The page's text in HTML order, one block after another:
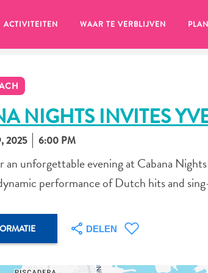
ACTIVITEITEN WAAR TE VERBLIJVEN
NIGHTS INVITES
2025 6:00 PM
an unforgettable evening at Cabana
performance of Dutch hits and
DELEN
om later nog eens te bekijken, klik op het